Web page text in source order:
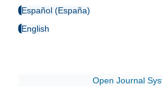
Español (España)
English
Open Journal